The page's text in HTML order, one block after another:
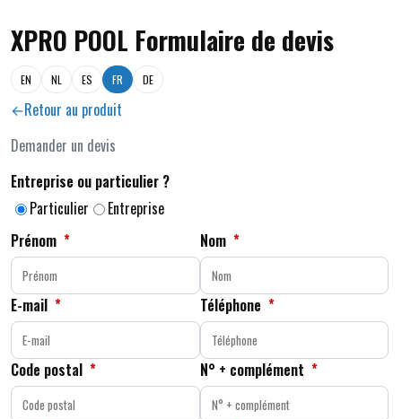
XPRO POOL Formulaire de devis
EN NL ES FR DE
Retour au produit
Demander un devis
Entreprise ou particulier ?
Particulier
Entreprise
Prénom * Nom *
E-mail * Téléphone *
Code postal * N° + complément *